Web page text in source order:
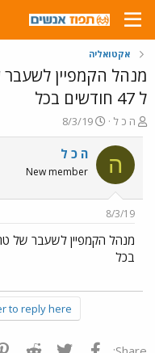
אקטואליה
מנהל הקמפיין
ל 47 חודשים בכל
פ
ו
ת
ח
ה
ו
ש
א
ה כ ל
פ
ו
ר
י
8/3/19
ה ה כ ל
New member
8/3/19
בכל
to reply here.
פייסבוק Twitter